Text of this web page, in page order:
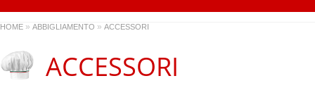
HOME » ABBIGLIAMENTO » ACCESSORI
ACCESSORI